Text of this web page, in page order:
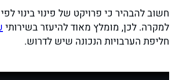
למקרה. לכן, מומלץ מאוד להיעזר בשירותי
חליפת הערבויות הנכונה שיש לדרוש.